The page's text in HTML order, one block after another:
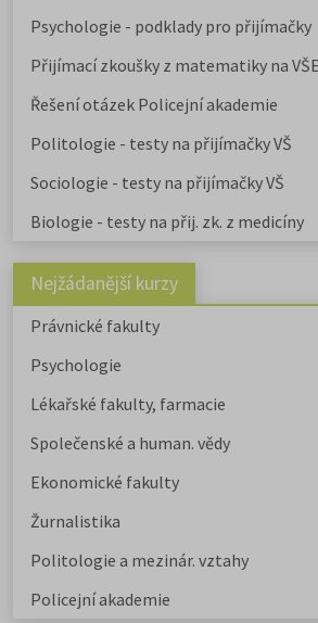
Psychologie - podklady pro přijímačky
Přijímací zkoušky z matematiky na
Řešení otázek Policejní akademie
Politologie - testy na přijímačky VŠ
Sociologie - testy na přijímačky VŠ
Biologie - testy na přij. zk. z medicíny
Nejžádanější kurzy
Právnické fakulty
Psychologie
Lékařské fakulty, farmacie
Společenské a human. vědy
Ekonomické fakulty
Žurnalistika
Politologie a mezinár. vztahy
Policejní akademie